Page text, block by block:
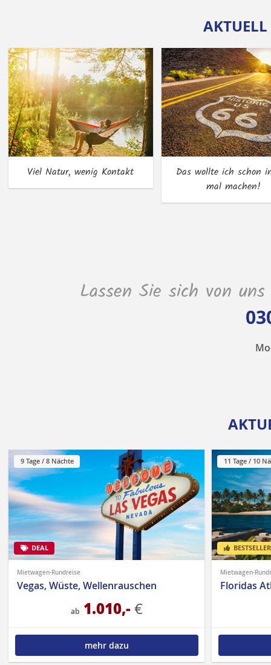
AKTUELL
© entradaphotography | Unsplash.com
Viel Natur, wenig Kontakt
© Nick
Das wollte ich schon
mal machen!
Lassen Sie sich von
9 Tage / 8 Nächte
© somchaij |
DEAL
Mietwagen-Rundreise
Vegas, Wüste, Wellenrauschen
ab 1.010,-€
mehr dazu
11 Tage / 10
BESTSELLER
Mietwagen-
Floridas